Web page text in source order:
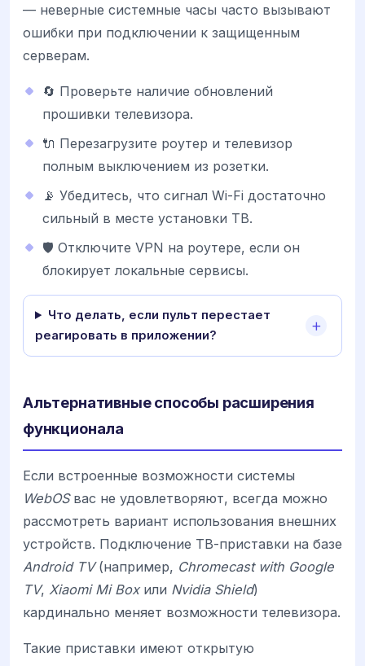
— неверные системные часы часто вызывают
ошибки при подключении к защищенным
серверам.
🔄 Проверьте наличие обновлений
прошивки телевизора.
🔌 Перезагрузите роутер и телевизор
полным выключением из розетки.
📡 Убедитесь, что сигнал Wi-Fi достаточно
сильный в месте установки ТВ.
🛡️ Отключите VPN на роутере, если он
блокирует локальные сервисы.
Что делать, если пульт перестает
реагировать в приложении?
Альтернативные способы расширения
функционала
Если встроенные возможности системы
WebOSвас не удовлетворяют, всегда можно
рассмотреть вариант использования внешних
устройств. Подключение ТВ-приставки на базе
Android TV(например, Chromecast with Google
TV, Xiaomi Mi Boxили Nvidia Shield)
кардинально меняет возможности телевизора.
Такие приставки имеют открытую